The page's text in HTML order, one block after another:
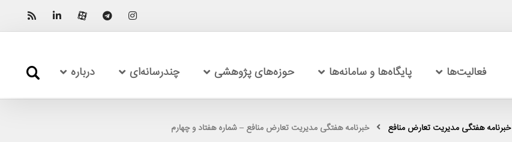
فعالیت‌ها پایگاه‌ها و سامانه‌ها حوزه‌های پژوهشی چندرسانه‌ای درباره
خبرنامه هفتگی مدیریت تعارض منافع خبرنامه هفتگی مدیریت تعارض منافع – شماره هفتاد و چهارم